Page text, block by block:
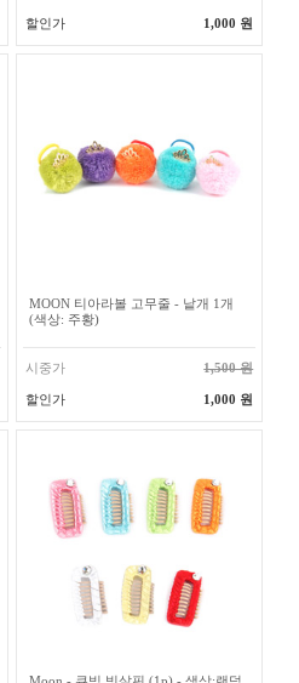
할인가 1,000 원
MOON 티아라볼 고무줄 - 낱개 1개
(색상: 주황)
시중가 1,500 원
할인가 1,000 원
Moon - 큐빅 빗살핀 (1p) - 색상:랜덤